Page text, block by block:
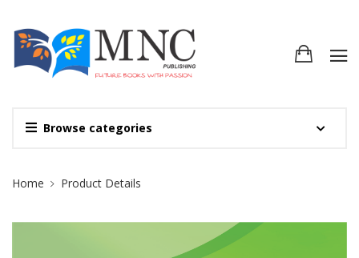
Browse categories
Site Breadcrumb
Home Product Details